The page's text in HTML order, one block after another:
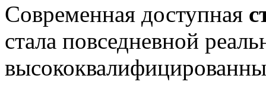
Современная доступная
стала повседневной